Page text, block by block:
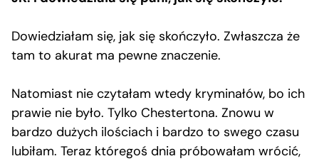
Dowiedziałam się, jak się skończyło. Zwłaszcza że
tam to akurat ma pewne znaczenie.
Natomiast nie czytałam wtedy kryminałów, bo ich
prawie nie było. Tylko Chestertona. Znowu w
bardzo dużych ilościach i bardzo to swego czasu
lubiłam. Teraz któregoś dnia próbowałam wrócić,